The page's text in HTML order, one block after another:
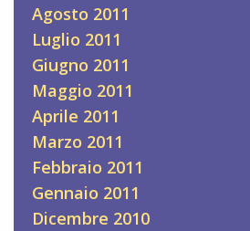
Agosto 2011
Luglio 2011
Giugno 2011
Maggio 2011
Aprile 2011
Marzo 2011
Febbraio 2011
Gennaio 2011
Dicembre 2010